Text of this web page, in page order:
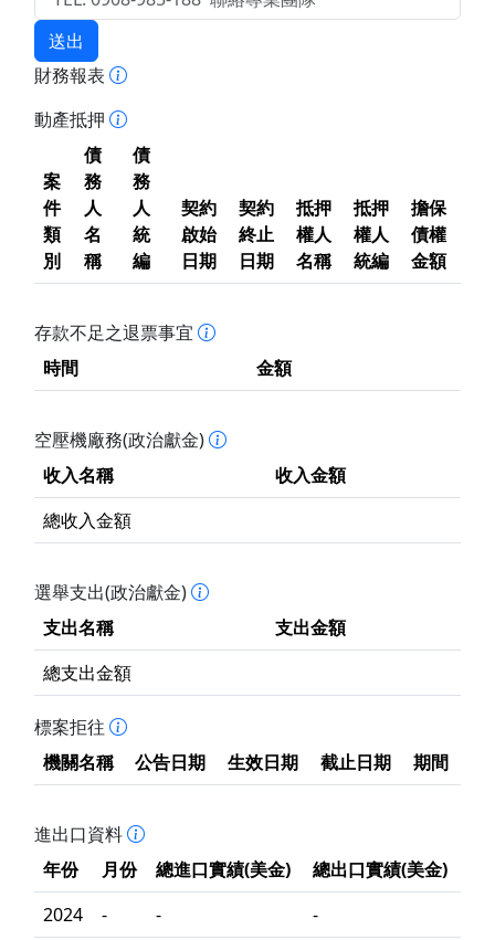
送出
財務報表
動產抵押
案
件
類
別
債
務
人
名
稱
債
務
人
統
編
契約
啟始
日期
契約
終止
日期
抵押
權人
名稱
抵押
權人
統編
擔保
債權
金額
存款不足之退票事宜
時間
金額
空壓機廠務(政治獻金)
收入名稱
收入金額
總收入金額
選舉支出(政治獻金)
支出名稱
支出金額
總支出金額
標案拒往
機關名稱
公告日期 生效日期 截止日期 期間
進出口資料
年份
月份 總進口實績(美金)
總出口實績(美金)
2024
- -
-